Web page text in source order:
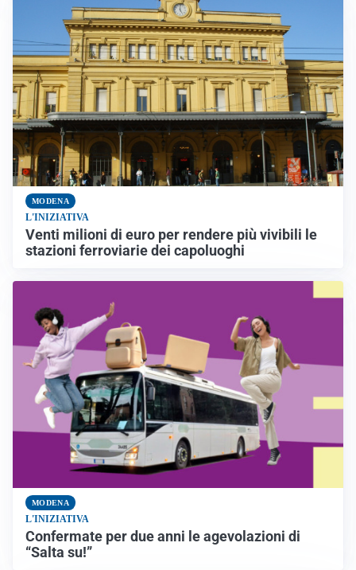
MODENA
L'INIZIATIVA
Venti milioni di euro per rendere più vivibili le
stazioni ferroviarie dei capoluoghi
MODENA
L'INIZIATIVA
Confermate per due anni le agevolazioni di
“Salta su!”